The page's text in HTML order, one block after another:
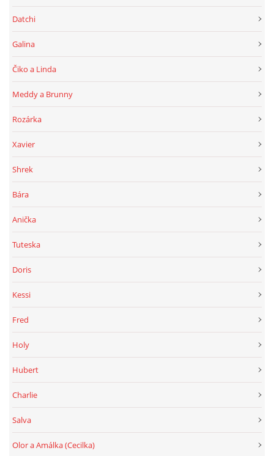
Datchi
Galina
Čiko a Linda
Meddy a Brunny
Rozárka
Xavier
Shrek
Bára
Anička
Tuteska
Doris
Kessi
Fred
Holy
Hubert
Charlie
Salva
Olor a Amálka (Cecilka)